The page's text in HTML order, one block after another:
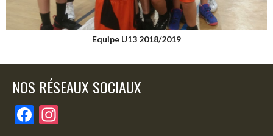
Equipe U13 2018/2019
NOS RÉSEAUX SOCIAUX
F